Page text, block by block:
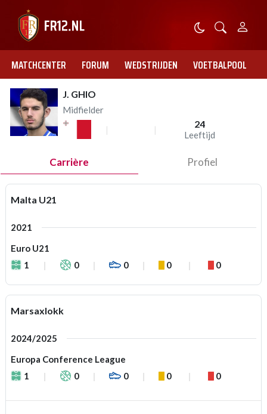
MATCHCENTER FORUM WEDSTRIJDEN VOETBALPOOL
J. GHIO
Midfielder
24
Leeftijd
Carrière Profiel
Malta U21
2021
Euro U21
1
0 0 0 0
Marsaxlokk
2024/2025
Europa Conference League
1
0 0 0 0